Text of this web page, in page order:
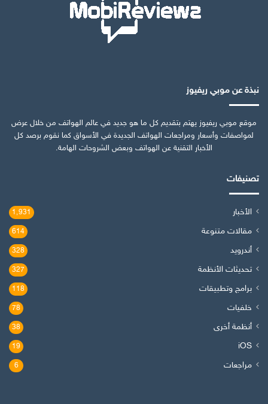
نبذة عن موبي ريفيوز
موقع موبي ريفيوز يهتم بتقديم كل ما هو جديد في عالم الهواتف من خلال عرض
لمواصفات وأسعار ومراجعات الهواتف الجديدة في الأسواق كما نقوم برصد كل
الأخبار التقنية عن الهواتف وبعض الشروحات الهامة.
تصنيفات
الأخبار 1٬931
مقالات متنوعة 614
أندرويد 328
تحديثات الأنظمة 327
برامج وتطبيقات 118
خلفيات 78
أنظمة أخرى 38
iOS
19
مراجعات 6